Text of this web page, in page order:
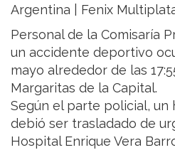
Argentina | Fenix
Personal de la Comisaría
un accidente deportivo
mayo alrededor de las
Margaritas de la Capital.
Según el parte policial, un
debió ser trasladado de
Hospital Enrique Vera